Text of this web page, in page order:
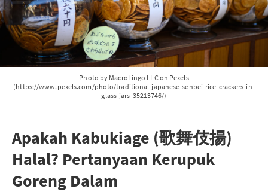
Photo by MacroLingo LLC on Pexels
(https://www.pexels.com/photo/traditional-japanese-senbei-rice-crackers-in-
glass-jars-35213746/)
Apakah Kabukiage (歌舞伎揚)
Halal? Pertanyaan Kerupuk
Goreng Dalam